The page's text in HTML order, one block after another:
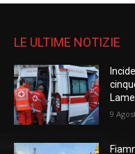
LE ULTIME NOTIZIE
9